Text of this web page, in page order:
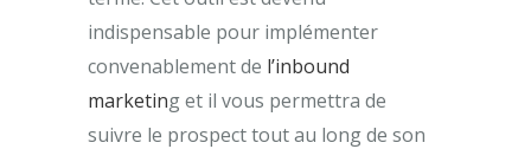
indispensable pour implémenter
convenablement de l’inbound
marketing et il vous permettra de
suivre le prospect tout au long de son